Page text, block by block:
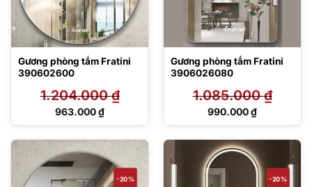
Gương phòng tắm Fratini
390602600
1.204.000₫
Giá
1.204.000 ₫.
963.000₫
Giá
tại
là:
963.000 ₫.
Gương phòng tắm Fratini
3906026080
1.085.000₫
Giá
1.085.000 ₫.
990.000₫
Giá
tại
là:
990.000 ₫.
-20% -20%